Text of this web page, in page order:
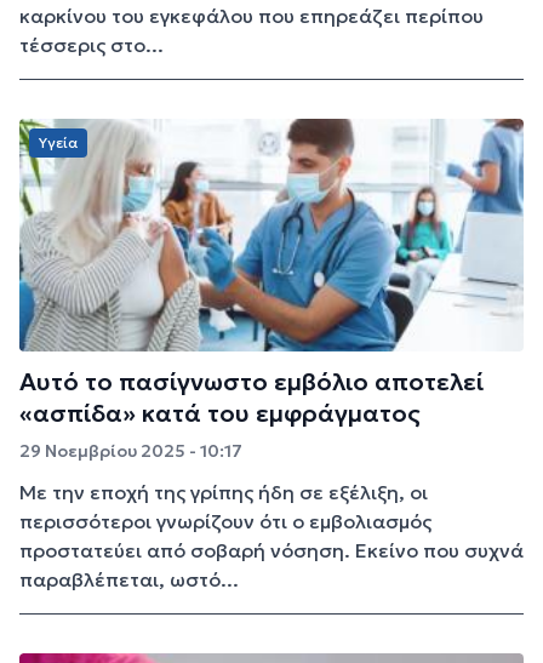
καρκίνου του εγκεφάλου που επηρεάζει περίπου
τέσσερις στο...
Υγεία
Αυτό το πασίγνωστο εμβόλιο αποτελεί
«ασπίδα» κατά του εμφράγματος
29 Νοεμβρίου 2025 - 10:17
Με την εποχή της γρίπης ήδη σε εξέλιξη, οι
περισσότεροι γνωρίζουν ότι ο εμβολιασμός
προστατεύει από σοβαρή νόσηση. Εκείνο που συχνά
παραβλέπεται, ωστό...